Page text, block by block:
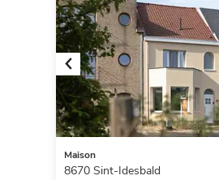
Previous
Maison
8670 Sint-Idesbald